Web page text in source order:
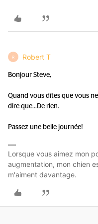
R Robert T
Bonjour Steve,
Quand vous dîtes que vous
dire que...De rien.
Passez une belle journée!
Lorsque vous aimez mon
augmentation, mon chien
m'aiment davantage.